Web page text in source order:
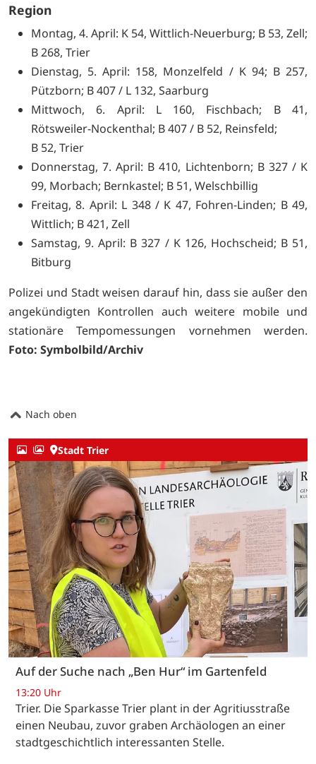
Region
Montag, 4. April: K 54, Wittlich-Neuerburg; B 53, Zell;
B 268, Trier
Dienstag, 5. April: 158, Monzelfeld / K 94; B 257,
Pützborn; B 407 / L 132, Saarburg
Mittwoch, 6. April: L 160, Fischbach; B 41,
Rötsweiler-Nockenthal; B 407 / B 52, Reinsfeld;
B 52, Trier
Donnerstag, 7. April: B 410, Lichtenborn; B 327 / K
99, Morbach; Bernkastel; B 51, Welschbillig
Freitag, 8. April: L 348 / K 47, Fohren-Linden; B 49,
Wittlich; B 421, Zell
Samstag, 9. April: B 327 / K 126, Hochscheid; B 51,
Bitburg
Polizei und Stadt weisen darauf hin, dass sie außer den
angekündigten Kontrollen auch weitere mobile und
stationäre Tempomessungen vornehmen werden.
Foto: Symbolbild/Archiv
Nach oben
Stadt Trier
Auf der Suche nach „Ben Hur“ im Gartenfeld
13:20 Uhr
Trier. Die Sparkasse Trier plant in der Agritiusstraße
einen Neubau, zuvor graben Archäologen an einer
stadtgeschichtlich interessanten Stelle.